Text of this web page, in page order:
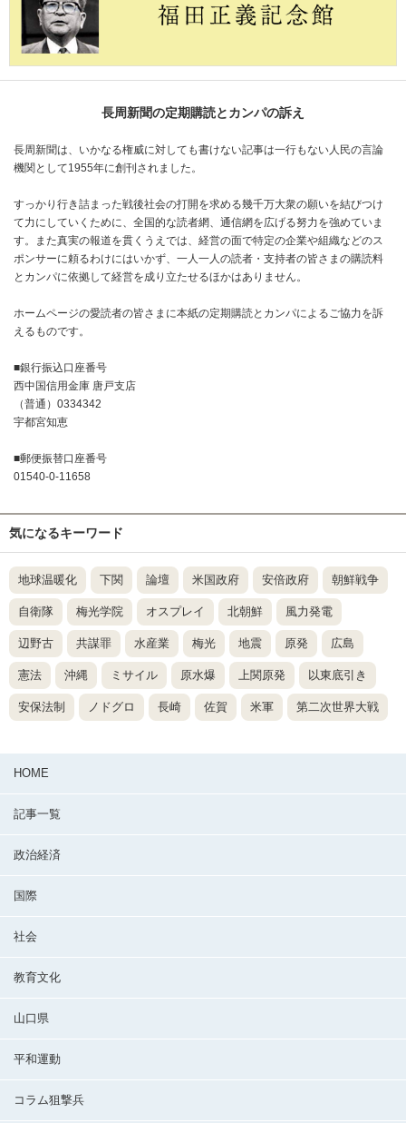
長周新聞の定期購読とカンパの訴え
長周新聞は、いかなる権威に対しても書けない記事は一行もない人民の言論
機関として1955年に創刊されました。
すっかり行き詰まった戦後社会の打開を求める幾千万大衆の願いを結びつけ
て力にしていくために、全国的な読者網、通信網を広げる努力を強めていま
す。また真実の報道を貫くうえでは、経営の面で特定の企業や組織などのス
ポンサーに頼るわけにはいかず、一人一人の読者・支持者の皆さまの購読料
とカンパに依拠して経営を成り立たせるほかはありません。
ホームページの愛読者の皆さまに本紙の定期購読とカンパによるご協力を訴
えるものです。
■銀行振込口座番号
西中国信用金庫 唐戸支店
（普通）0334342
宇都宮知恵
■郵便振替口座番号
01540-0-11658
気になるキーワード
地球温暖化 下関 論壇 米国政府 安倍政府 朝鮮戦争
自衛隊 梅光学院 オスプレイ 北朝鮮 風力発電
辺野古 共謀罪 水産業 梅光 地震 原発 広島
憲法 沖縄 ミサイル 原水爆 上関原発 以東底引き
安保法制 ノドグロ 長崎 佐賀 米軍 第二次世界大戦
HOME
記事一覧
政治経済
国際
社会
教育文化
山口県
平和運動
コラム狙撃兵